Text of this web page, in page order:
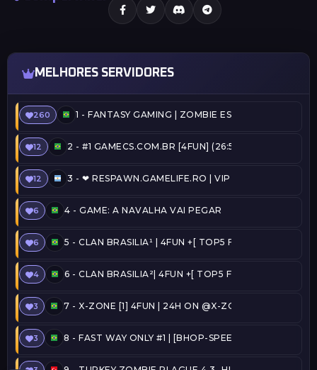
MELHORES SERVIDORES
260 1 - FANTASY GAMING | ZOMBIE ESCAPE |
12 2 - #1 GAMECS.COM.BR [4FUN] (26:57)
12 3 - ❤ RESPAWN.GAMELIFE.RO | VIP FREE | STEAM
6 4 - GAME: A NAVALHA VAI PEGAR
6 5 - CLAN BRASILIA¹ | 4FUN +[ TOP5 FREE ADMIN +
4 6 - CLAN BRASILIA²| 4FUN +[ TOP5 FREE ADMIN +
3 7 - X-ZONE [1] 4FUN | 24H ON @X-ZONE
3 8 - FAST WAY ONLY #1 | [BHOP-SPEEDRUN] [TOP15,